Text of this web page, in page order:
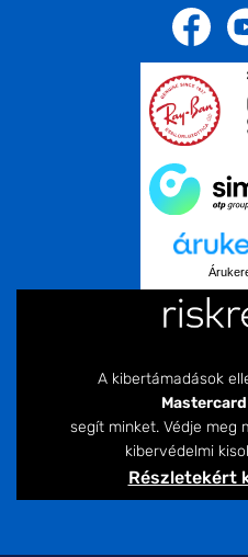
A kibertámadások
segít minket. Védje meg
kibervédelmi
Részletekért